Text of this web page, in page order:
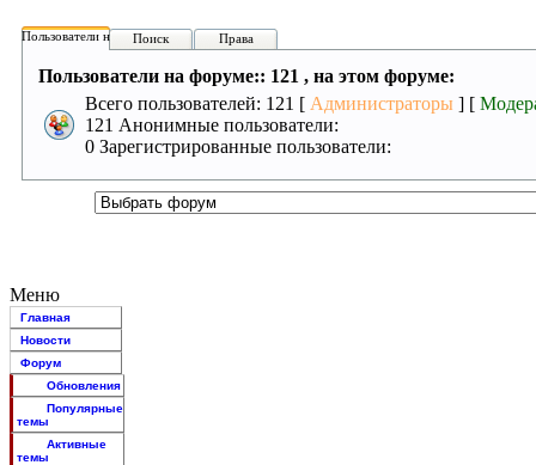
Пользователи на форуме:
Поиск Права
Пользователи на форуме:: 121 , на этом форуме:
Всего пользователей: 121 [ Администраторы ] [
121 Анонимные пользователи:
0 Зарегистрированные пользователи:
Меню
Главная
Новости
Форум
Обновления
Популярные
темы
Активные
темы